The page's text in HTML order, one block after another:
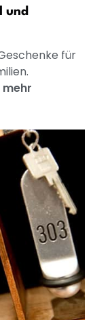
und
für
mehr